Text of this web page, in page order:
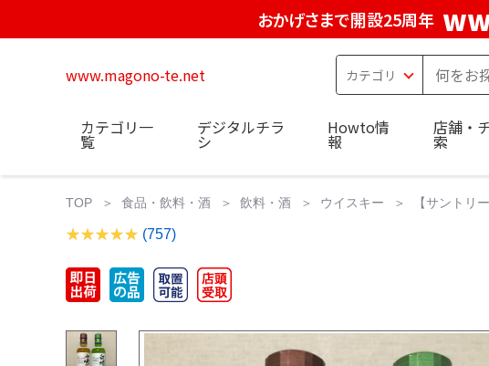
おかげさまで開設25周年
www.magono-te.net
カテゴリ一
覧
デジタルチラ
シ
Howto情
報
店舗・
索
TOP 食品・飲料・酒 飲料・酒 ウイスキー 【サントリ
(757)